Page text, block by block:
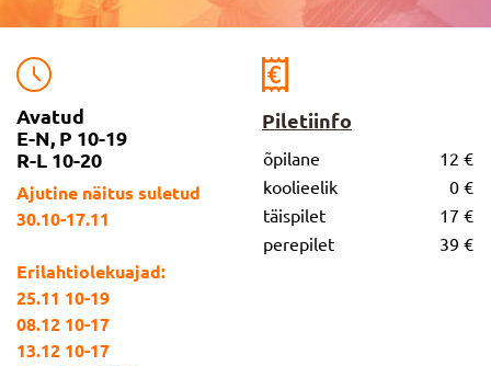
Avatud
E-N, P 10-19
R-L 10-20
Ajutine näitus suletud
30.10-17.11
Erilahtiolekuajad:
25.11 10-19
08.12 10-17
13.12 10-17
Piletiinfo
õpilane
12 €
koolieelik
0 €
täispilet
17 €
perepilet
39 €